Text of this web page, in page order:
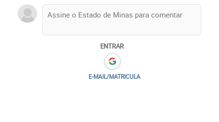
ENTRAR
E-MAIL/MATRICULA